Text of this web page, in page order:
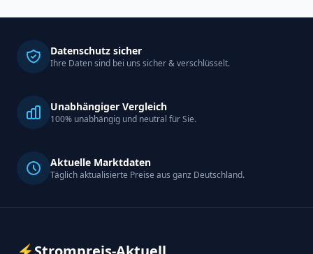
Datenschutz sicher
Ihre Daten sind bei uns sicher & verschlüsselt.
Unabhängiger Vergleich
100% unabhängig und neutral für Sie.
Aktuelle Marktdaten
Täglich aktualisierte Preise aus ganz Deutschland.